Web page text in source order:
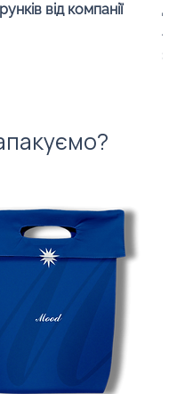
від компанії
для
Ціна